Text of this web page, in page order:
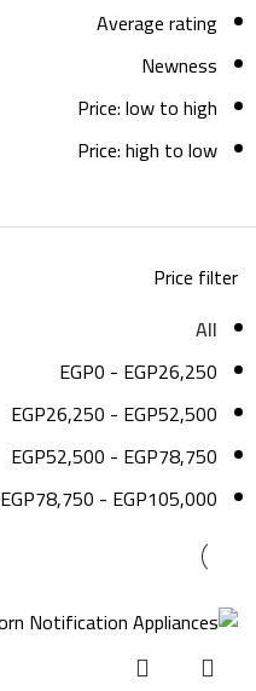
Average rating
Newness
Price: low to high
Price: high to low
Price filter
All
EGP0 - EGP26,250
EGP26,250 - EGP52,500
EGP52,500 - EGP78,750
EGP78,750 - EGP105,000